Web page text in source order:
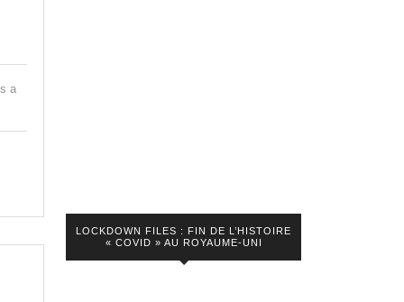
a
LOCKDOWN FILES : FIN DE L’HISTOIRE
« COVID » AU ROYAUME-UNI